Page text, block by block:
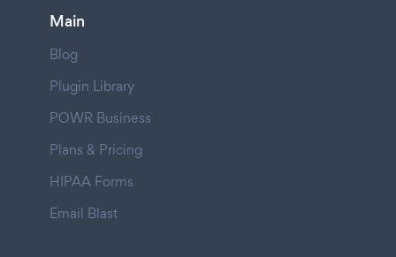
Main
Blog
Plugin Library
POWR Business
Plans & Pricing
HIPAA Forms
Email Blast